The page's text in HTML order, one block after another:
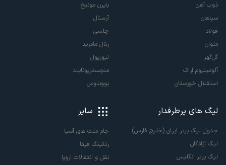
ذوب آهن
سپاهان
فولاد
ملوان
گل‌گهر
آلومینیوم اراک
استقلال خوزستان
بایرن مونیخ
آرسنال
چلسی
رئال مادرید
لیورپول
منچستریونایتد
یوونتوس
لیگ های پرطرفدار
جدول لیگ برتر ایران (خلیج فارس)
لیگ آزادگان
لیگ برتر انگلیس
سایر
جام ملت های آسیا
رنکینگ فیفا
نقل و انتقالات اروپا